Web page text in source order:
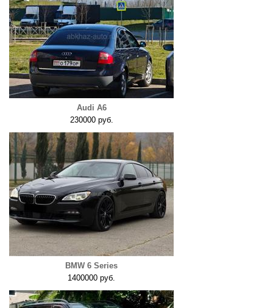
Audi A6
230000 руб.
BMW 6 Series
1400000 руб.